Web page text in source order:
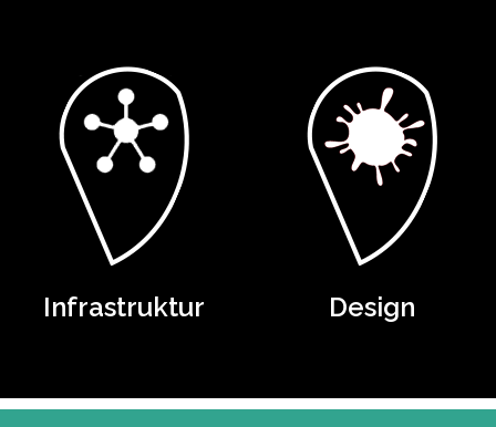
Infrastruktur Design